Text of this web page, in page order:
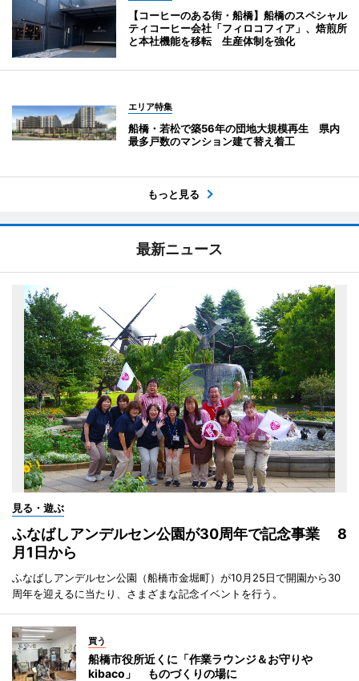
【コーヒーのある街・船橋】船橋のスペシャル
ティコーヒー会社「フィロコフィア」、焙煎所
と本社機能を移転 生産体制を強化
エリア特集
船橋・若松で築56年の団地大規模再生 県内
最多戸数のマンション建て替え着工
もっと見る
最新ニュース
見る・遊ぶ
ふなばしアンデルセン公園が30周年で記念事業 8
月1日から
ふなばしアンデルセン公園（船橋市金堀町）が10月25日で開園から30
周年を迎えるに当たり、さまざまな記念イベントを行う。
買う
船橋市役所近くに「作業ラウンジ＆お守りや
kibaco」 ものづくりの場に